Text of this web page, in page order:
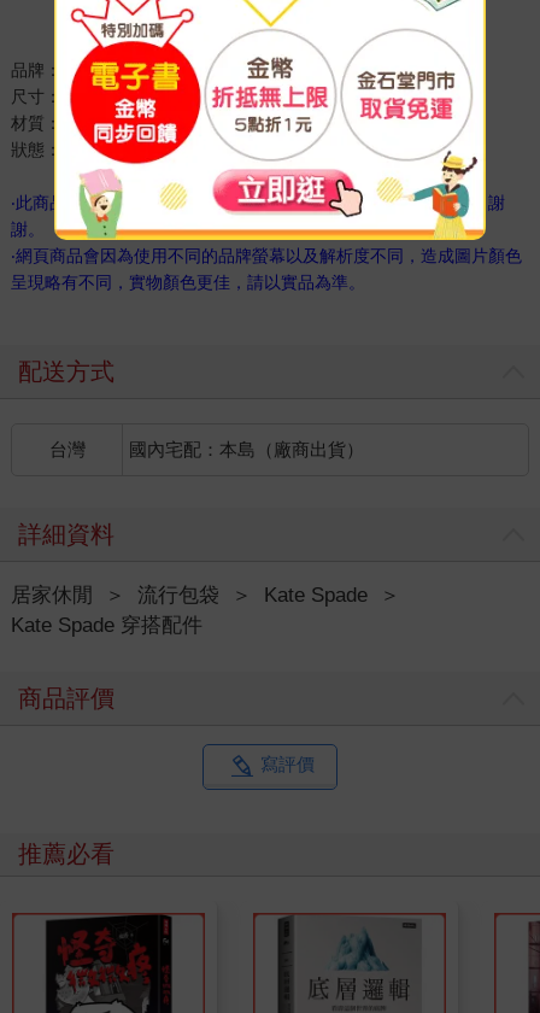
品牌：KATE SPADE
尺寸：約1.2cm×0.8cm
材質：黃銅、鍍金
狀態：美國，平行輸入 全新真品
‧此商品於原廠就無附贈防塵袋、禮盒及紙袋，訂購前請先思慮，謝
謝。
‧網頁商品會因為使用不同的品牌螢幕以及解析度不同，造成圖片顏色
呈現略有不同，實物顏色更佳，請以實品為準。
配送方式
台灣 國內宅配：本島（廠商出貨）
詳細資料
居家休閒 ＞ 流行包袋 ＞ Kate Spade
＞
Kate Spade 穿搭配件
商品評價
寫評價
推薦必看